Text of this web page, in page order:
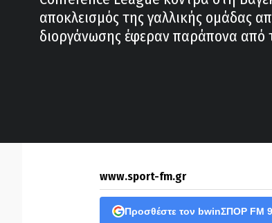
αποκλεισμός της γαλλικής ομάδας
διοργάνωσης έφεραν παράπονα από
www.sport-fm.gr
Προσθέστε τον bwinΣΠΟΡ FM